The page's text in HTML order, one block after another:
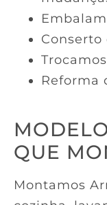
Conserto
Reforma
QUE
Montamos